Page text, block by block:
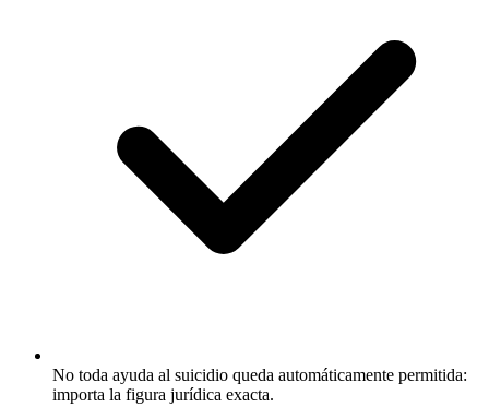
No toda ayuda al suicidio queda automáticamente permitida:
importa la figura jurídica exacta.